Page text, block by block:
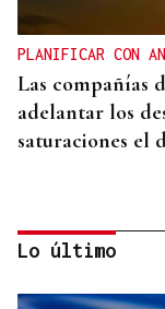
PLANIFICAR CON
Las compañías
adelantar los
saturaciones el
Lo último